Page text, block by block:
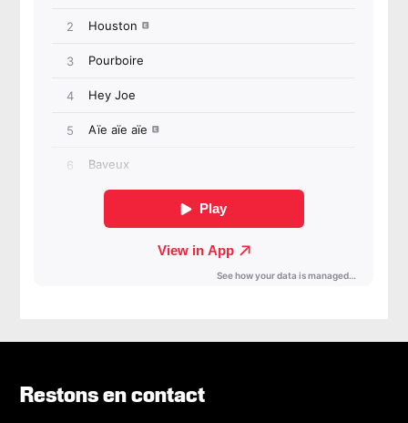
Restons en contact